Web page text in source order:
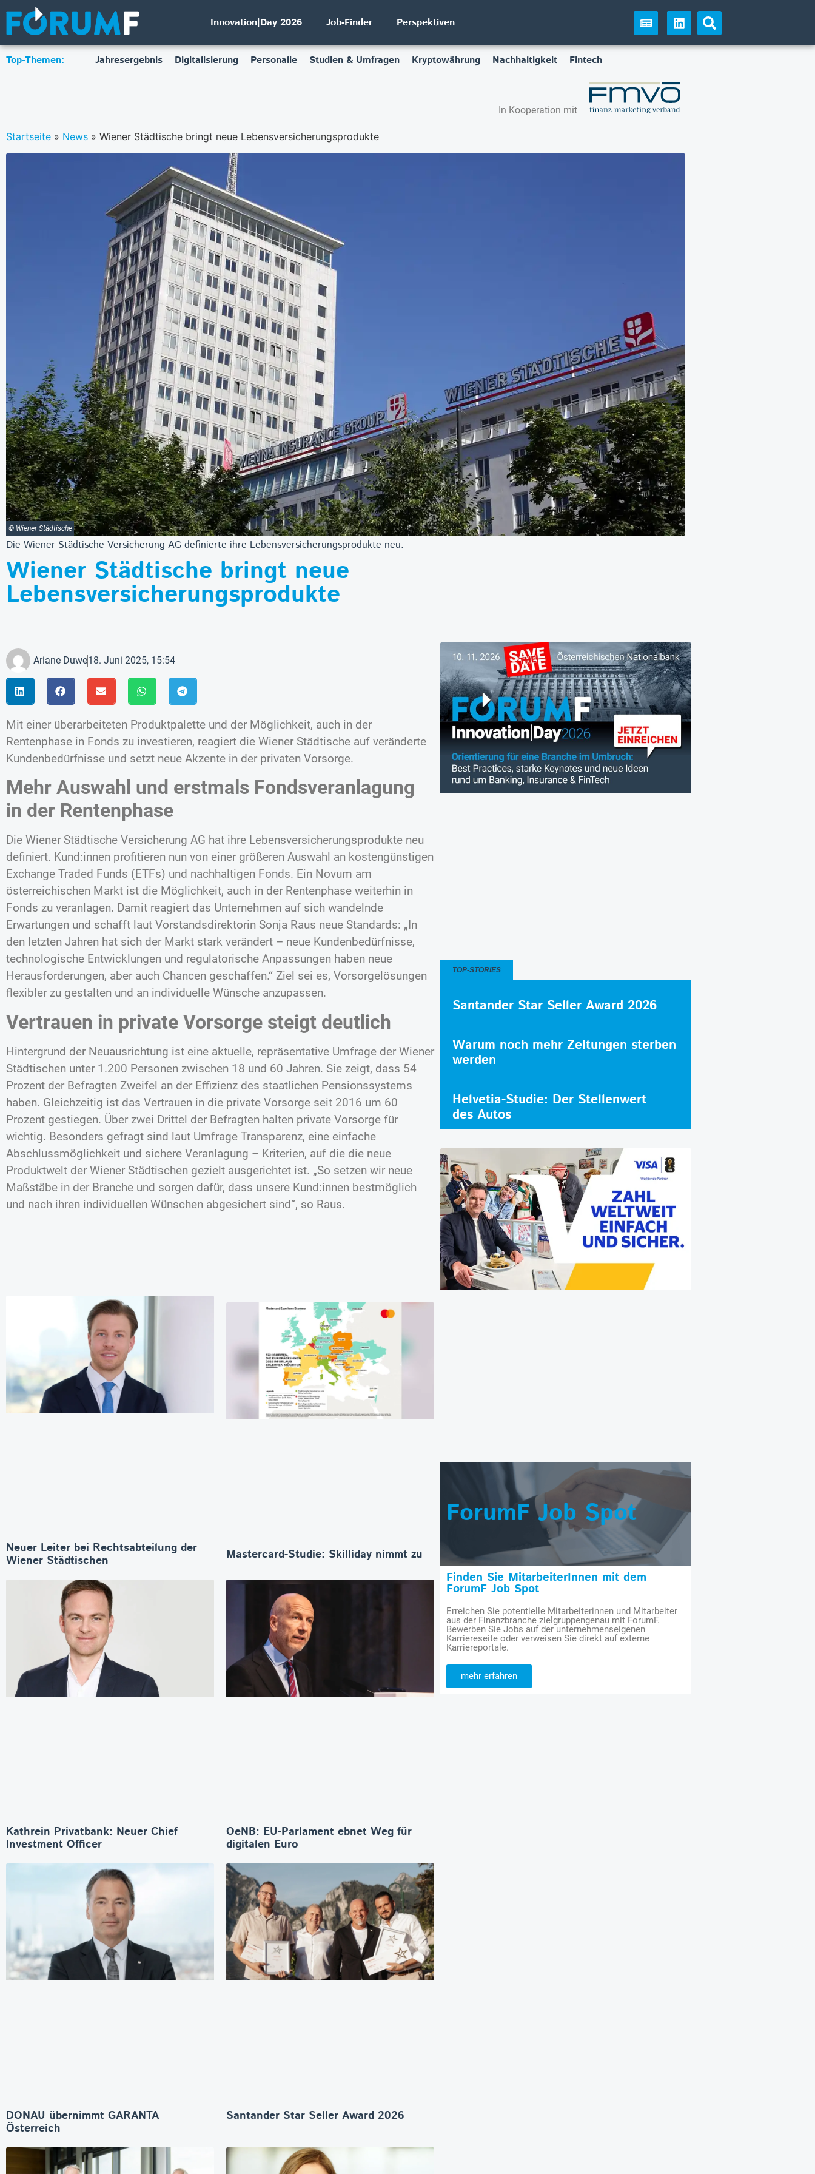
Innovation|Day 2026 Job-Finder Perspektiven
Top-Themen: Jahresergebnis Digitalisierung Personalie Studien & Umfragen Kryptowährung Nachhaltigkeit Fintech
In Kooperation mit
Startseite » News » Wiener Städtische bringt neue Lebensversicherungsprodukte
© Wiener Städtische
Die Wiener Städtische Versicherung AG definierte ihre Lebensversicherungsprodukte neu.
Wiener Städtische bringt neue
Lebensversicherungsprodukte
Ariane Duwe18. Juni 2025, 15:54
Mit einer überarbeiteten Produktpalette und der Möglichkeit, auch in der
Rentenphase in Fonds zu investieren, reagiert die Wiener Städtische auf veränderte
Kundenbedürfnisse und setzt neue Akzente in der privaten Vorsorge.
Mehr Auswahl und erstmals Fondsveranlagung
in der Rentenphase
Die Wiener Städtische Versicherung AG hat ihre Lebensversicherungsprodukte neu
definiert. Kund:innen profitieren nun von einer größeren Auswahl an kostengünstigen
Exchange Traded Funds (ETFs) und nachhaltigen Fonds. Ein Novum am
österreichischen Markt ist die Möglichkeit, auch in der Rentenphase weiterhin in
Fonds zu veranlagen. Damit reagiert das Unternehmen auf sich wandelnde
Erwartungen und schafft laut Vorstandsdirektorin Sonja Raus neue Standards: „In
den letzten Jahren hat sich der Markt stark verändert – neue Kundenbedürfnisse,
technologische Entwicklungen und regulatorische Anpassungen haben neue
Herausforderungen, aber auch Chancen geschaffen.“ Ziel sei es, Vorsorgelösungen
flexibler zu gestalten und an individuelle Wünsche anzupassen.
Vertrauen in private Vorsorge steigt deutlich
Hintergrund der Neuausrichtung ist eine aktuelle, repräsentative Umfrage der Wiener
Städtischen unter 1.200 Personen zwischen 18 und 60 Jahren. Sie zeigt, dass 54
Prozent der Befragten Zweifel an der Effizienz des staatlichen Pensionssystems
haben. Gleichzeitig ist das Vertrauen in die private Vorsorge seit 2016 um 60
Prozent gestiegen. Über zwei Drittel der Befragten halten private Vorsorge für
wichtig. Besonders gefragt sind laut Umfrage Transparenz, eine einfache
Abschlussmöglichkeit und sichere Veranlagung – Kriterien, auf die die neue
Produktwelt der Wiener Städtischen gezielt ausgerichtet ist. „So setzen wir neue
Maßstäbe in der Branche und sorgen dafür, dass unsere Kund:innen bestmöglich
und nach ihren individuellen Wünschen abgesichert sind“, so Raus.
Neuer Leiter bei Rechtsabteilung der
Wiener Städtischen
Mastercard-Studie: Skilliday nimmt zu
Kathrein Privatbank: Neuer Chief
Investment Officer
OeNB: EU-Parlament ebnet Weg für
digitalen Euro
DONAU übernimmt GARANTA
Österreich
Santander Star Seller Award 2026
TOP-STORIES
Santander Star Seller Award 2026
Warum noch mehr Zeitungen sterben
werden
Helvetia-Studie: Der Stellenwert
des Autos
ForumF Job Spot
Finden Sie MitarbeiterInnen mit dem
ForumF Job Spot
Erreichen Sie potentielle Mitarbeiterinnen und Mitarbeiter
aus der Finanzbranche zielgruppengenau mit ForumF.
Bewerben Sie Jobs auf der unternehmenseigenen
Karriereseite oder verweisen Sie direkt auf externe
Karriereportale.
mehr erfahren